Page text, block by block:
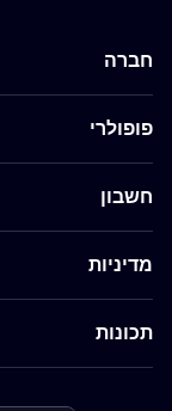
חברה
פופולרי
חשבון
מדיניות
תכונות